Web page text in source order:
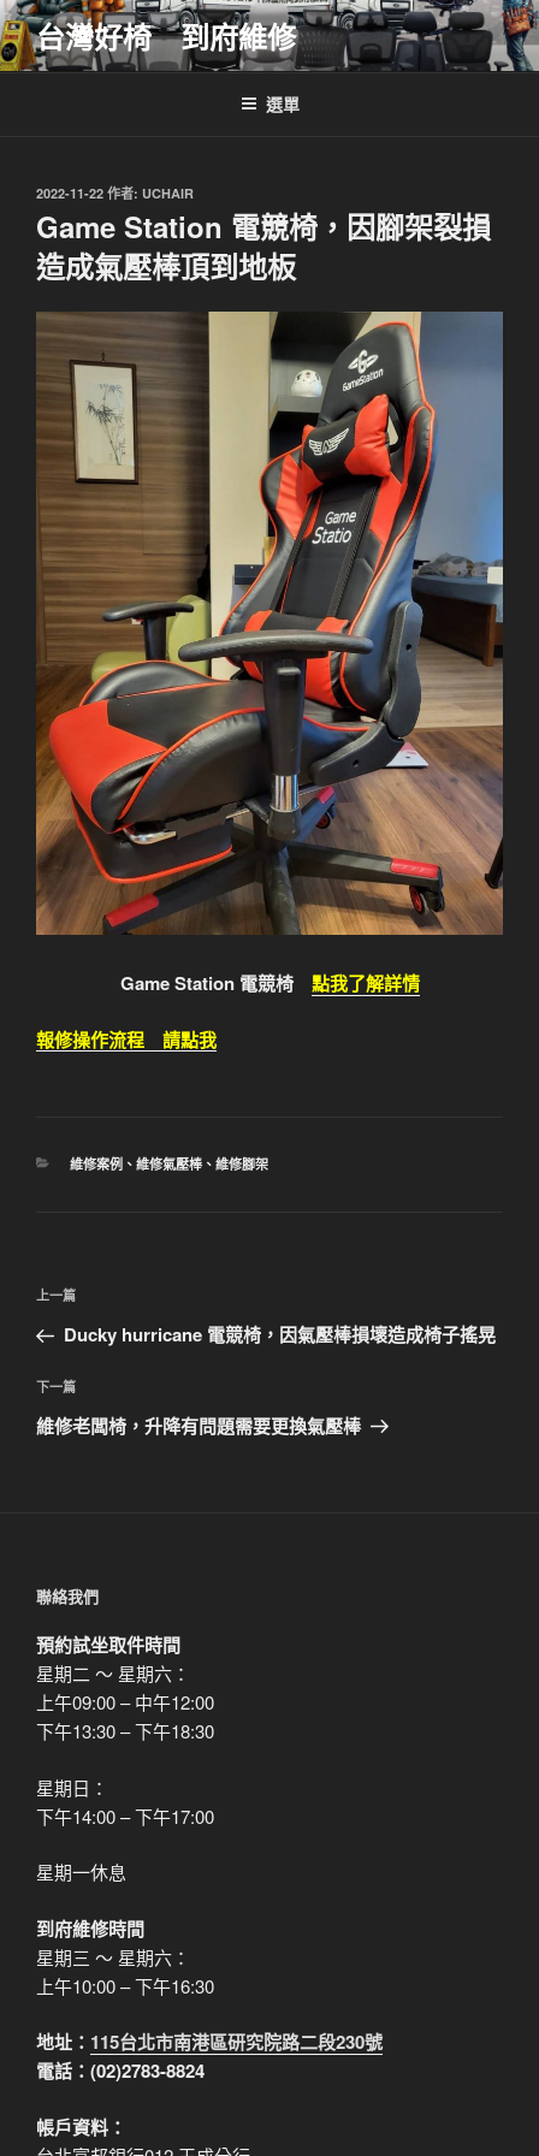
跳
至
主
台灣好椅 到府維修
選單
發
佈
於
2022-11-22 作者: UCHAIR
Game Station 電競椅，因腳架裂損
造成氣壓棒頂到地板
Game Station 電競椅 點我了解詳情
報修操作流程 請點我
分
維修案例 、 維修氣壓棒、 維修腳架
文
導
覽
上
一
文
章
上一篇
Ducky hurricane 電競椅，因氣壓棒損壞造成椅子搖晃
下
一
下一篇
維修老闆椅，升降有問題需要更換氣壓棒
聯絡我們
預約試坐取件時間
星期二 ～ 星期六：
上午09:00 – 中午12:00
下午13:30 – 下午18:30
星期日：
下午14:00 – 下午17:00
星期一休息
到府維修時間
星期三 ～ 星期六：
上午10:00 – 下午16:30
地址： 115台北市南港區研究院路二段230號
電話：(02)2783-8824
帳戶資料：